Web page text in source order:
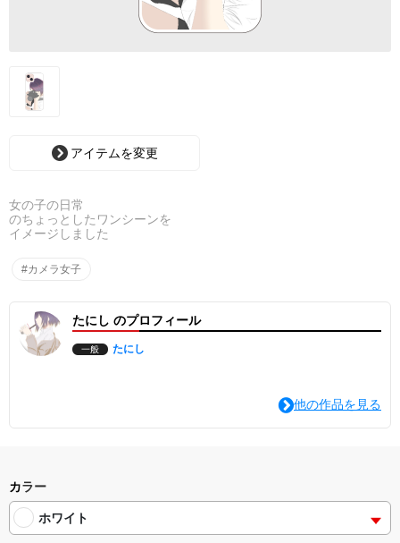
アイテムを変更
女の子の日常
のちょっとしたワンシーンを
イメージしました
#カメラ女子
たにし のプロフィール
一般 たにし
他の作品を見る
カラー
ホワイト